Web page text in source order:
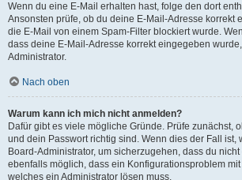
Wenn du eine E-Mail erhalten hast, folge den dort
Ansonsten prüfe, ob du deine E-Mail-Adresse korrekt
die E-Mail von einem Spam-Filter blockiert wurde.
dass deine E-Mail-Adresse korrekt eingegeben
Administrator.
Nach oben
Warum kann ich mich nicht anmelden?
Dafür gibt es viele mögliche Gründe. Prüfe zunächst,
und dein Passwort richtig sind. Wenn dies der Fall ist,
Board-Administrator, um sicherzugehen, dass du
ebenfalls möglich, dass ein Konfigurationsproblem
welches ein Administrator lösen muss.